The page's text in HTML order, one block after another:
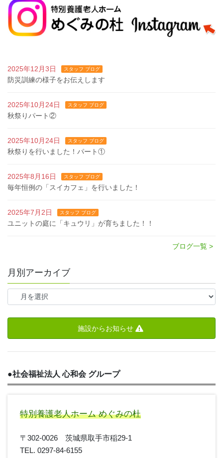
2025年12月3日 スタッフ ブログ
防災訓練の様子をお伝えします
2025年10月24日 スタッフ ブログ
秋祭りパート②
2025年10月24日 スタッフ ブログ
秋祭りを行いました！パート①
2025年8月16日 スタッフ ブログ
毎年恒例の「スイカフェ」を行いました！
2025年7月2日 スタッフ ブログ
ユニットの庭に「キュウリ」が育ちました！！
ブログ一覧 >
月別アーカイブ
施設からお知らせ
●社会福祉法人 心和会 グループ
特別養護老人ホーム めぐみの杜
〒302-0026 茨城県取手市稲29-1
TEL. 0297-84-6155